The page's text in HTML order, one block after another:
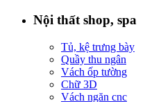
Nội thất shop, spa
Tủ, kệ trưng bày
Quầy thu ngân
Vách ốp tường
Chữ 3D
Vách ngăn cnc